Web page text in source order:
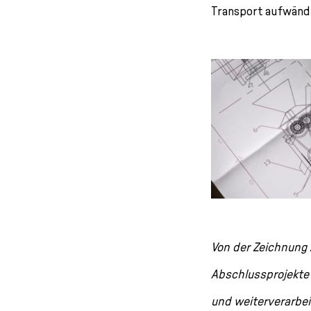
Transport
Von der
und